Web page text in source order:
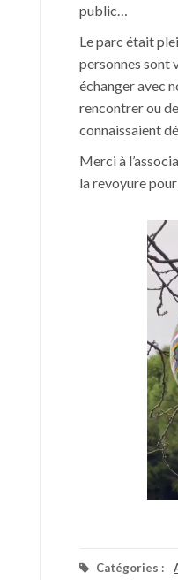
public…
Le parc était
personnes sont
échanger avec
rencontrer ou
connaissaient
Merci à
la revoyure
Catégories :